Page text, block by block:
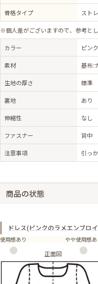
骨格タイプ スト
※個人差がございますので、参考と
カラー ピンク
素材 基布:
生地の厚さ 標準
裏地 あり
伸縮性 なし
ファスナー 背中
注意事項 引っ
商品の状態
ドレス(ピンクのラメエンブロ
使用感あり やや使用感あ
正面図